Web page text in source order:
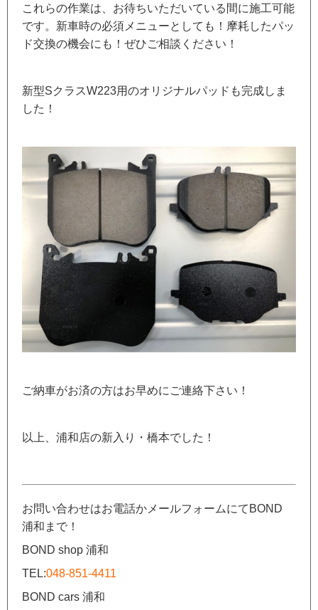
これらの作業は、お待ちいただいている間に施工可能
です。新車時の必須メニューとしても！摩耗したパッ
ド交換の機会にも！ぜひご相談ください！
新型SクラスW223用のオリジナルパッドも完成しま
した！
ご納車がお済の方はお早めにご連絡下さい！
以上、浦和店の新入り・橋本でした！
お問い合わせはお電話かメールフォームにてBOND
浦和まで！
BOND shop 浦和
TEL:048-851-4411
BOND cars 浦和